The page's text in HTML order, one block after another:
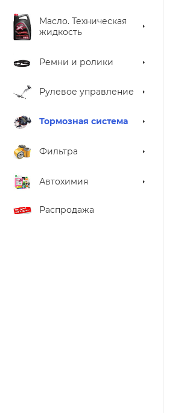
Масло. Техническая
жидкость
Ремни и ролики
Рулевое управление
Тормозная система
Фильтра
Автохимия
Распродажа